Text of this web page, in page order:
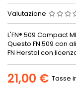
Valutazione
L'FN® 509 Compact
Questo FN 509 con
FN Herstal con
21,00 € Tasse